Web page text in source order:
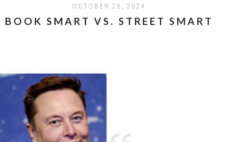
OCTOBER 26, 2024
BOOK SMART VS. STREET SMART